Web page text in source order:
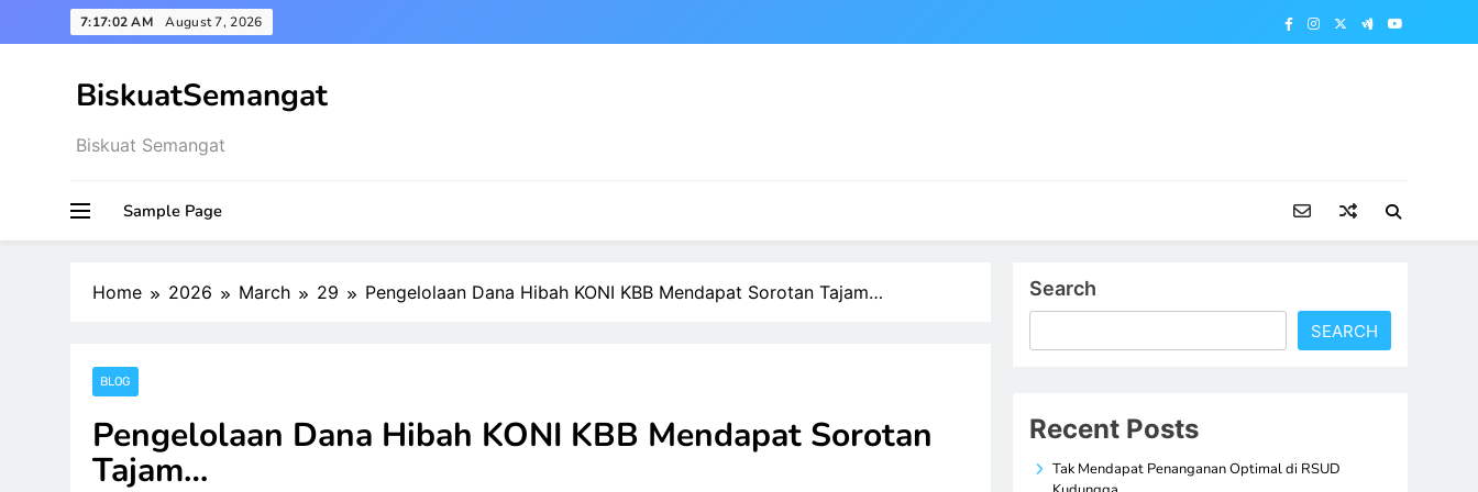
to
7:17:03 AM August 7, 2026
BiskuatSemangat
Biskuat Semangat
Sample Page
Home 2026 March 29 Pengelolaan Dana Hibah KONI KBB Mendapat Sorotan Tajam…
BLOG
Pengelolaan Dana Hibah KONI KBB Mendapat Sorotan
Tajam…
Search
SEARCH
Recent Posts
Tak Mendapat Penanganan Optimal di RSUD